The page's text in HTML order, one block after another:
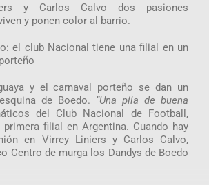
y Carlos Calvo dos pasiones
y ponen color al barrio.
el club Nacional tiene una filial en un
y el carnaval porteño se dan un
de Boedo. “Una pila de buena
del Club Nacional de Football,
filial en Argentina. Cuando hay
en Virrey Liniers y Carlos Calvo,
Centro de murga los Dandys de Boedo